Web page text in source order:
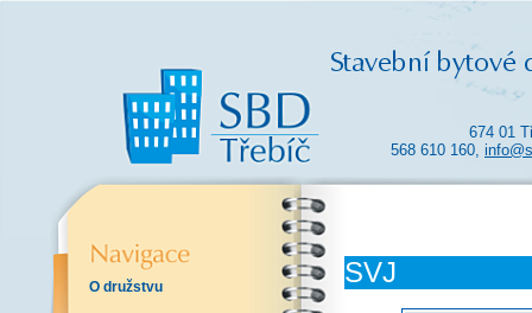
674 01
568 610 160,
O družstvu SVJ